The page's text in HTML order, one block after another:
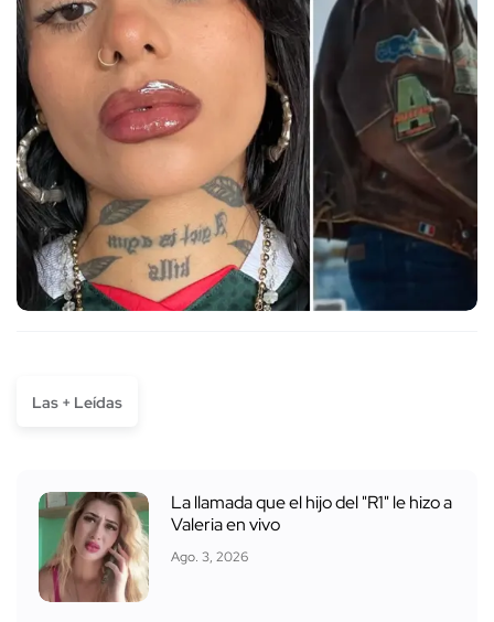
Las + Leídas
La llamada que el hijo del "R1" le hizo a
Valeria en vivo
Ago. 3, 2026